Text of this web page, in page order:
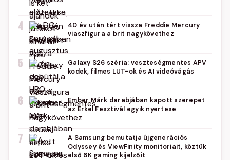
4
40 év után tért vissza Freddie Mercury
viaszfigura a brit nagykövethez
5
Galaxy S26 széria: veszteségmentes APV
kodek, filmes LUT-ok és AI videóvágás
6
Ember Márk darabjában kapott szerepet
az Erkel Fesztivál egyik nyertese
7
A Samsung bemutatja újgenerációs
Odyssey és ViewFinity monitoriait, köztük
első 6K gaming kijelzőit